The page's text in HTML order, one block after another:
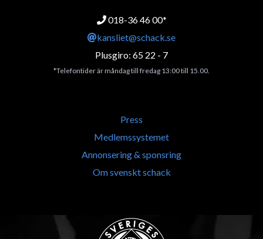
018-36 46 00*
kansliet@schack.se
Plusgiro: 65 22 - 7
*Telefontider är måndag till fredag 13:00 till 15.00.
Press
Medlemssystemet
Annonsering & sponsring
Om svenskt schack